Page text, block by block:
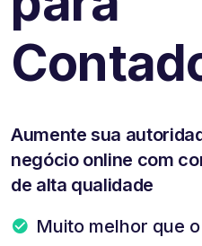
Aumente sua
negócio online com
de alta qualidade
Muito melhor que